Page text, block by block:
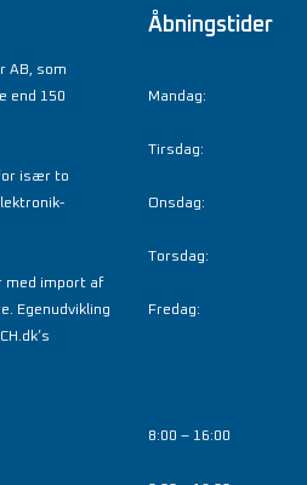
AB, som
end 150
især to
med import af
Egenudvikling
Åbningstider
Mandag:
Tirsdag:
Onsdag:
Torsdag:
Fredag:
8:00 – 16:00